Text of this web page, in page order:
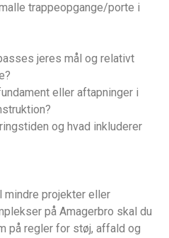
trappeopgange/porte i
jeres mål og relativt
eller aftapninger i
og hvad inkluderer
mindre projekter eller
på Amagerbro skal du
på regler for støj, affald og